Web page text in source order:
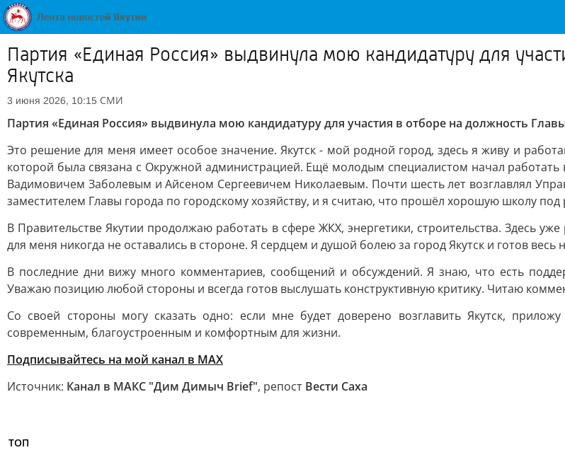
Партия «Единая Россия» выдвинула мою кандидатуру для
Якутска
3 июня 2026, 10:15 СМИ
Партия «Единая Россия» выдвинула мою кандидатуру для участия в отборе на должность
Это решение для меня имеет особое значение. Якутск - мой родной город, здесь я живу и
которой была связана с Окружной администрацией. Ещё молодым специалистом начал
Вадимовичем Заболевым и Айсеном Сергеевичем Николаевым. Почти шесть лет возглавлял
заместителем Главы города по городскому хозяйству, и я считаю, что прошёл хорошую школу под
В Правительстве Якутии продолжаю работать в сфере ЖКХ, энергетики, строительства. Здесь
для меня никогда не оставались в стороне. Я сердцем и душой болею за город Якутск и готов
В последние дни вижу много комментариев, сообщений и обсуждений. Я знаю, что есть
Уважаю позицию любой стороны и всегда готов выслушать конструктивную критику. Читаю
Со своей стороны могу сказать одно: если мне будет доверено возглавить Якутск,
современным, благоустроенным и комфортным для жизни.
Подписывайтесь на мой канал в МАХ
Источник: Канал в МАКС "Дим Димыч Brief", репост Вести Саха
ТОП